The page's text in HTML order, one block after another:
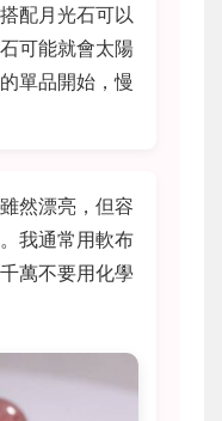
配月光石可以
可能就會太陽
單品開始，慢
然漂亮，但容
我通常用軟布
萬不要用化學